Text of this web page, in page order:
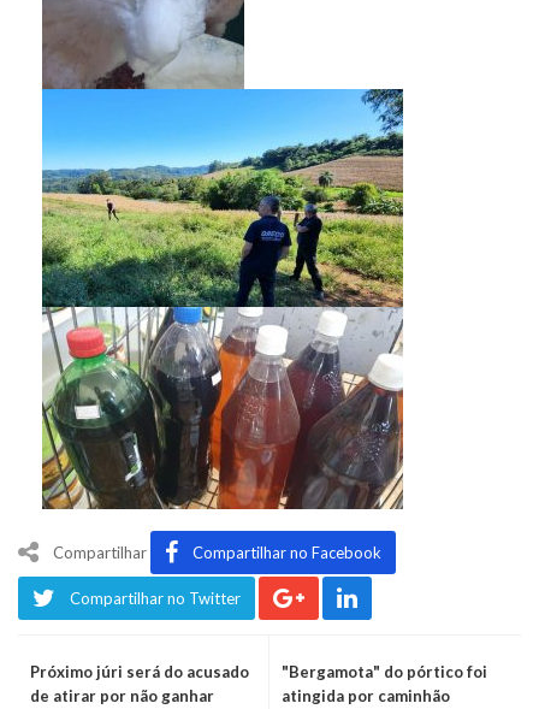
Compartilhar Compartilhar no Facebook
Compartilhar no Twitter
Próximo júri será do acusado
de atirar por não ganhar
"Bergamota" do pórtico foi
atingida por caminhão